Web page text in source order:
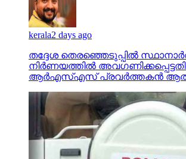
kerala2 days ago
തദ്ദേശ തെരഞ്ഞെടുപ്പില്‍
നിര്‍ണയത്തില്‍
ആര്‍എസ്എസ് പ്രവര്‍ത്തകന്‍